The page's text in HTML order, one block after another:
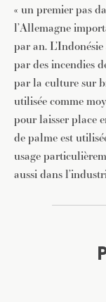
« un premier pas
l’Allemagne
par an.
par des incendies
par la culture sur
utilisée comme
pour laisser place
de palme est
usage
aussi dans